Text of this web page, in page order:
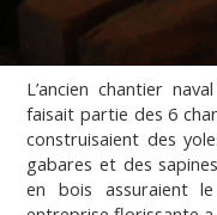
L’ancien chantier
faisait partie des 6
construisaient des
gabares et des
en bois assuraient